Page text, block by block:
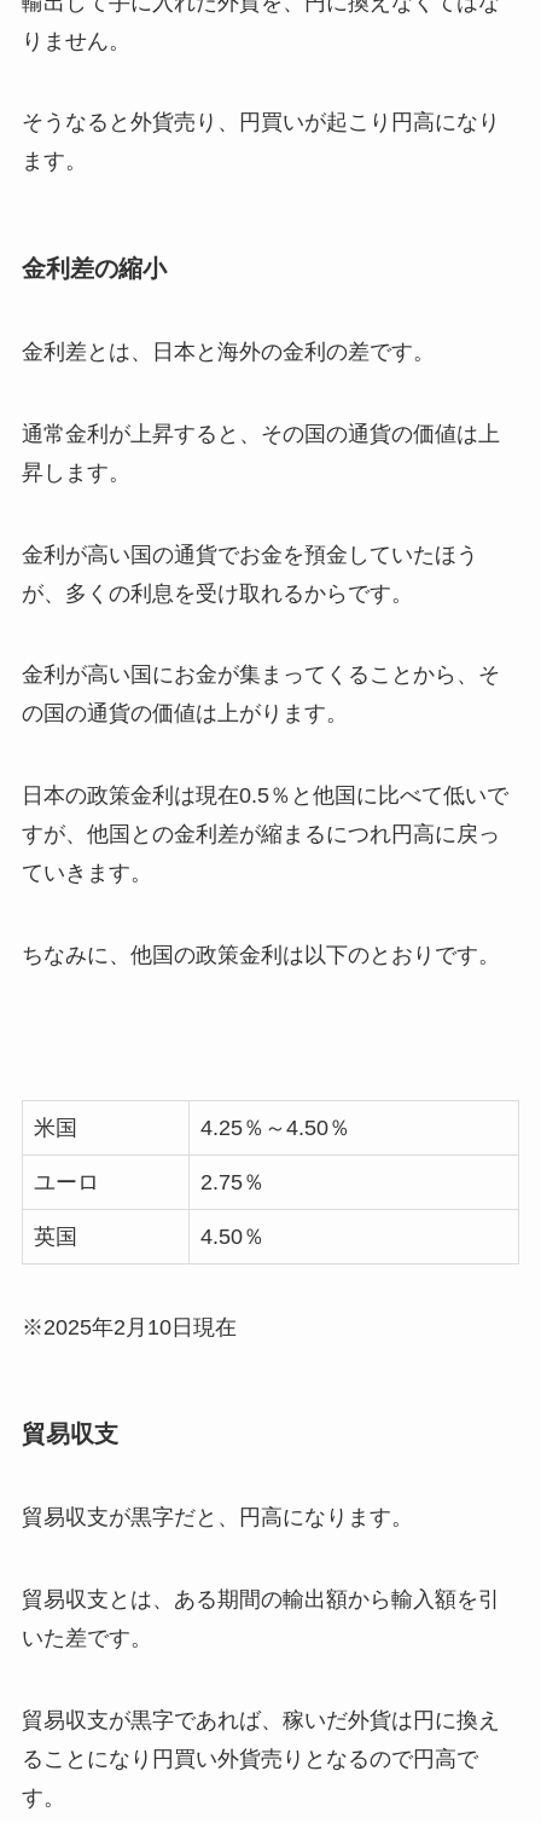
りません。
そうなると外貨売り、円買いが起こり円高になり
ます。
金利差の縮小
金利差とは、日本と海外の金利の差です。
通常金利が上昇すると、その国の通貨の価値は上
昇します。
金利が高い国の通貨でお金を預金していたほう
が、多くの利息を受け取れるからです。
金利が高い国にお金が集まってくることから、そ
の国の通貨の価値は上がります。
日本の政策金利は現在0.5％と他国に比べて低いで
すが、他国との金利差が縮まるにつれ円高に戻っ
ていきます。
ちなみに、他国の政策金利は以下のとおりです。
米国 4.25％～4.50％
ユーロ 2.75％
英国 4.50％
※2025年2月10日現在
貿易収支
貿易収支が黒字だと、円高になります。
貿易収支とは、ある期間の輸出額から輸入額を引
いた差です。
貿易収支が黒字であれば、稼いだ外貨は円に換え
ることになり円買い外貨売りとなるので円高で
す。